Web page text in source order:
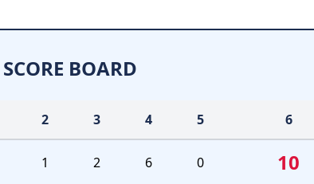
SCORE BOARD
2 3 4 5 6
1 2 6 0 10